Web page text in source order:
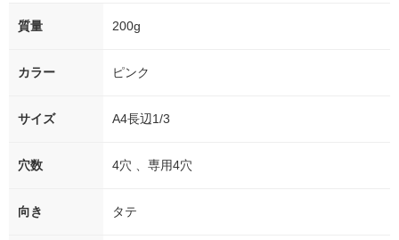
質量 200g
カラー ピンク
サイズ A4長辺1/3
穴数 4穴 、専用4穴
向き タテ